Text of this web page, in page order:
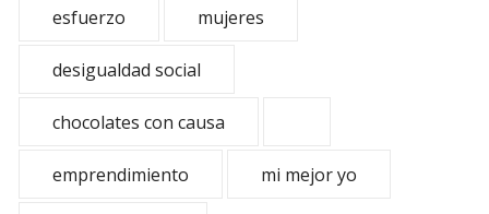
esfuerzo mujeres
desigualdad social
chocolates con causa
emprendimiento mi mejor yo